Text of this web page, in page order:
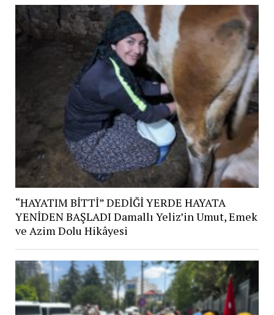
“HAYATIM BİTTİ” DEDİĞİ YERDE HAYATA
YENİDEN BAŞLADI Damallı Yeliz’in Umut, Emek
ve Azim Dolu Hikâyesi